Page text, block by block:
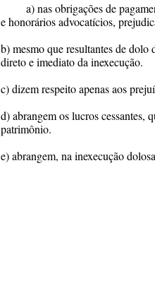
a) nas obrigações de
e honorários advocatícios,
b) mesmo que resultantes de dolo
direto e imediato da inexecução.
c) dizem respeito apenas aos
d) abrangem os lucros cessantes,
patrimônio.
e) abrangem, na inexecução